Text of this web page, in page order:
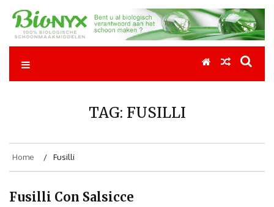
Pastamammamia
Pastarecepten om je vingers bij af te likken
TAG: FUSILLI
Home Fusilli
Fusilli Con Salsicce